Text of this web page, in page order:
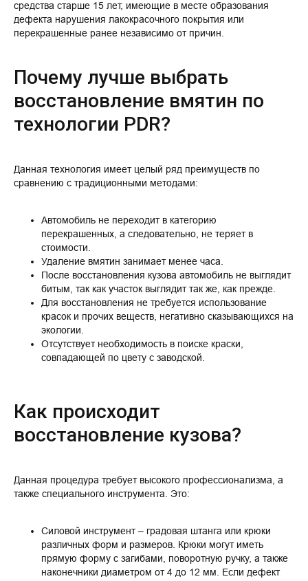
средства старше 15 лет, имеющие в месте образования
дефекта нарушения лакокрасочного покрытия или
перекрашенные ранее независимо от причин.
Почему лучше выбрать
восстановление вмятин по
технологии PDR?
Данная технология имеет целый ряд преимуществ по
сравнению с традиционными методами:
Автомобиль не переходит в категорию
перекрашенных, а следовательно, не теряет в
стоимости.
Удаление вмятин занимает менее часа.
После восстановления кузова автомобиль не выглядит
битым, так как участок выглядит так же, как прежде.
Для восстановления не требуется использование
красок и прочих веществ, негативно сказывающихся на
экологии.
Отсутствует необходимость в поиске краски,
совпадающей по цвету с заводской.
Как происходит
восстановление кузова?
Данная процедура требует высокого профессионализма, а
также специального инструмента. Это:
Силовой инструмент – градовая штанга или крюки
различных форм и размеров. Крюки могут иметь
прямую форму с загибами, поворотную ручку, а также
наконечники диаметром от 4 до 12 мм. Если дефект